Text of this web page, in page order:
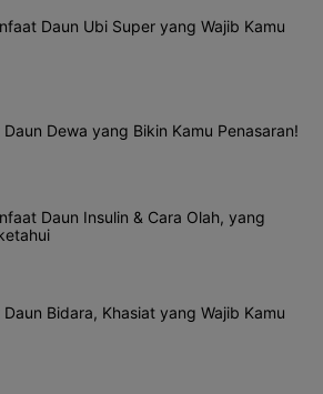
Daun Ubi Super yang Wajib Kamu
Dewa yang Bikin Kamu Penasaran!
Daun Insulin & Cara Olah, yang
Bidara, Khasiat yang Wajib Kamu